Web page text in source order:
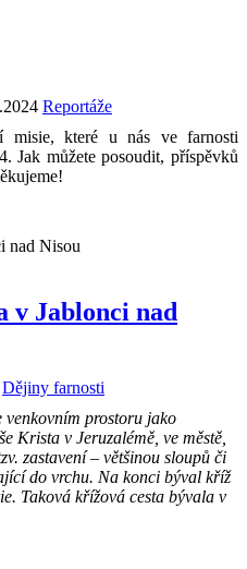
Reportáže
misie, které u nás ve farnosti
Jak můžete posoudit, příspěvků
v Jablonci nad
Dějiny farnosti
venkovním prostoru jako
Krista v Jeruzalémě, ve městě,
zastavení – většinou sloupů či
do vrchu. Na konci býval kříž
Taková křížová cesta bývala v